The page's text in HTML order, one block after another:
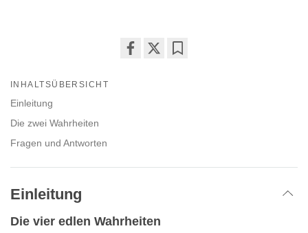
INHALTSÜBERSICHT
Einleitung
Die zwei Wahrheiten
Fragen und Antworten
Einleitung
Die vier edlen Wahrheiten